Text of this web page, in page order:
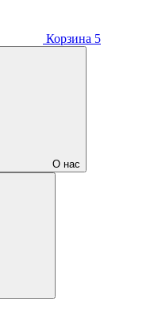
Корзина 5
О нас